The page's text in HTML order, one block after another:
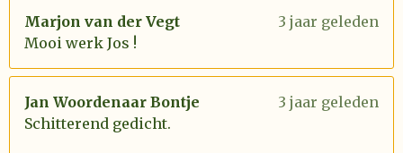
Marjon van der Vegt
3 jaar geleden
Mooi werk Jos !
Jan Woordenaar Bontje
3 jaar geleden
Schitterend gedicht.